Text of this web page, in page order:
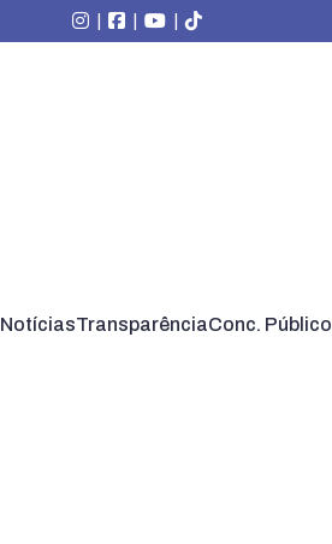
| | |
NotíciasTransparênciaConc. Público